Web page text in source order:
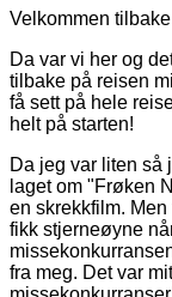
Velkommen
Da var vi her og
tilbake på reisen
få sett på hele
helt på starten!
Da jeg var liten så
laget om "Frøken
en skrekkfilm.
fikk stjerneøyne
fra meg. Det var